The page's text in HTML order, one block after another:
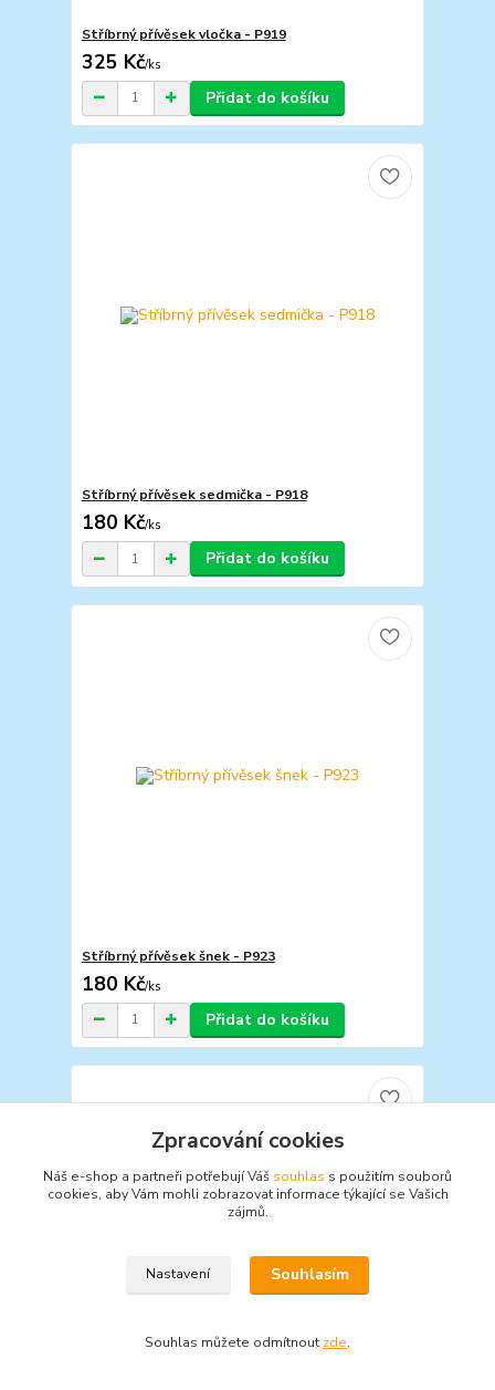
Stříbrný přívěsek vločka - P919
325 Kč/ks
Přidat do košíku
Stříbrný přívěsek sedmička - P918
180 Kč/ks
Přidat do košíku
Stříbrný přívěsek šnek - P923
180 Kč/ks
Přidat do košíku
Zpracování cookies
Náš e-shop a partneři potřebují Váš souhlas s použitím souborů
cookies, aby Vám mohli zobrazovat informace týkající se Vašich
zájmů.
Nastavení Souhlasím
Souhlas můžete odmítnout zde.